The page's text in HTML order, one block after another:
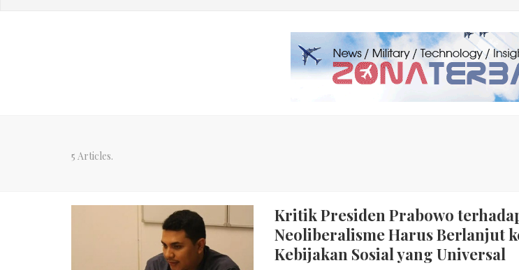
Dua Pesawat Nyaris Tabrakan di Haneda
Trump Batasi Hak Kewarganegaraan Lewat Kelahiran
Megaproyek Panas Bumi PT Star Energy Dikeluhkan Warga
5 Articles.
Kritik Presiden Prabowo
Neoliberalisme Harus Berlanjut
Kebijakan Sosial yang Universal